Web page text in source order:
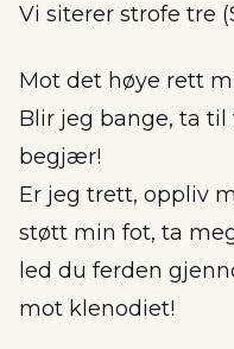
Vi siterer strofe tre
Mot det høye rett
Blir jeg bange, ta
begjær!
Er jeg trett, oppliv
støtt min fot, ta
led du ferden
mot klenodiet!